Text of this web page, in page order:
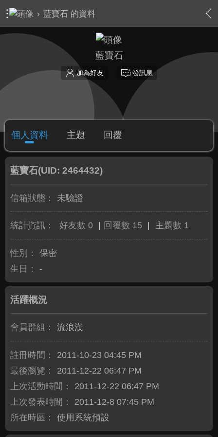
› 藍寶石 的資料
藍寶石
加為好友 發訊息
個人資料 主題 回覆
藍寶石(UID: 2464432)
信箱狀態： 未驗證
統計資訊： 好友數 0 回覆數 15 主題數 1
性別：
保密
生日：
-
活躍概況
會員群組： 流浪漢
註冊時間：
2011-10-23 04:45 PM
最後瀏覽：
2011-12-22 06:47 PM
上次活動時間：
2011-12-22 06:47 PM
上次發表時間：
2011-12-8 07:45 PM
所在時區：
使用系統預設